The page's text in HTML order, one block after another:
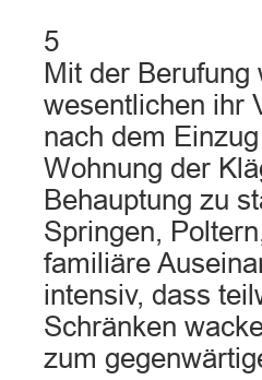
5
Mit der
wesentlichen ihr
nach dem
Wohnung der
Behauptung zu
Springen,
familiäre
intensiv, dass
Schränken
zum